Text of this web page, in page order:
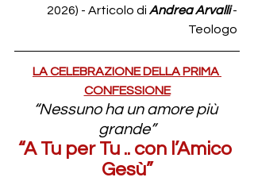
2026) - Articolo di Andrea Arvalli -
Teologo
LA CELEBRAZIONE DELLA PRIMA
CONFESSIONE
“Nessuno ha un amore più
grande”
“A Tu per Tu .. con l’Amico
Gesù”